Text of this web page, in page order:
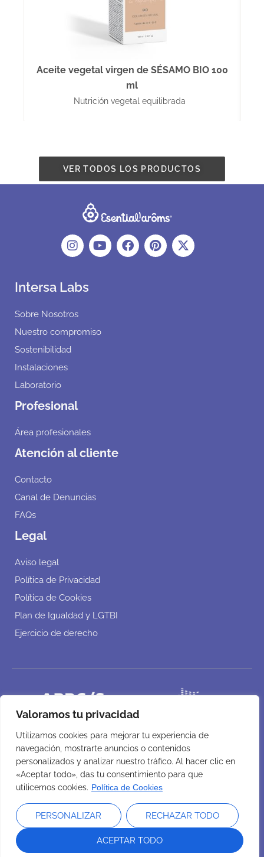
Valoramos tu privacidad
Utilizamos cookies para mejorar tu experiencia de
navegación, mostrarte anuncios o contenidos
personalizados y analizar nuestro tráfico. Al hacer clic en
«Aceptar todo», das tu consentimiento para que
utilicemos cookies. Política de Cookies
PERSONALIZAR RECHAZAR TODO
ACEPTAR TODO
Aceite vegetal virgen de SÉSAMO BIO 100
ml
Nutrición vegetal equilibrada
VER TODOS LOS PRODUCTOS
Intersa Labs
Sobre Nosotros
Nuestro compromiso
Sostenibilidad
Instalaciones
Laboratorio
Profesional
Área profesionales
Atención al cliente
Contacto
Canal de Denuncias
FAQs
Legal
Aviso legal
Política de Privacidad
Política de Cookies
Plan de Igualdad y LGTBI
Ejercicio de derecho